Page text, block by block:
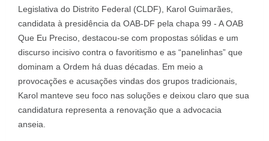
Legislativa do Distrito Federal (CLDF), Karol Guimarães,
candidata à presidência da OAB-DF pela chapa 99 - A OAB
Que Eu Preciso, destacou-se com propostas sólidas e um
discurso incisivo contra o favoritismo e as “panelinhas” que
dominam a Ordem há duas décadas. Em meio a
provocações e acusações vindas dos grupos tradicionais,
Karol manteve seu foco nas soluções e deixou claro que sua
candidatura representa a renovação que a advocacia
anseia.